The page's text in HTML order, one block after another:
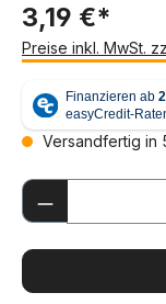
3,19 €*
Preise inkl. MwSt.
Versandfertig in
Produkt